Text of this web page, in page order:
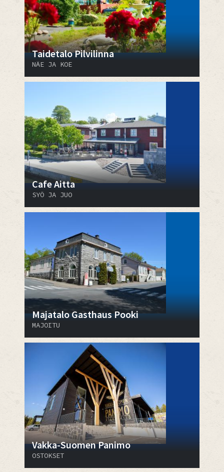
Taidetalo Pilvilinna
NÄE JA KOE
Cafe Aitta
SYÖ JA JUO
Majatalo Gasthaus Pooki
MAJOITU
Vakka-Suomen Panimo
OSTOKSET